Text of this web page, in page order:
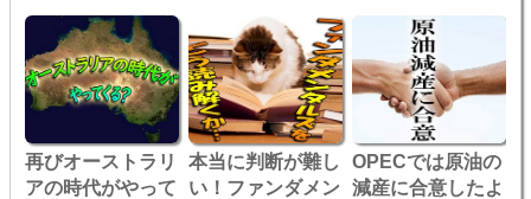
す！
か・・・
再びオーストラリ
アの時代がやって
本当に判断が難し
い！ファンダメン
OPECでは原油の
減産に合意したよ